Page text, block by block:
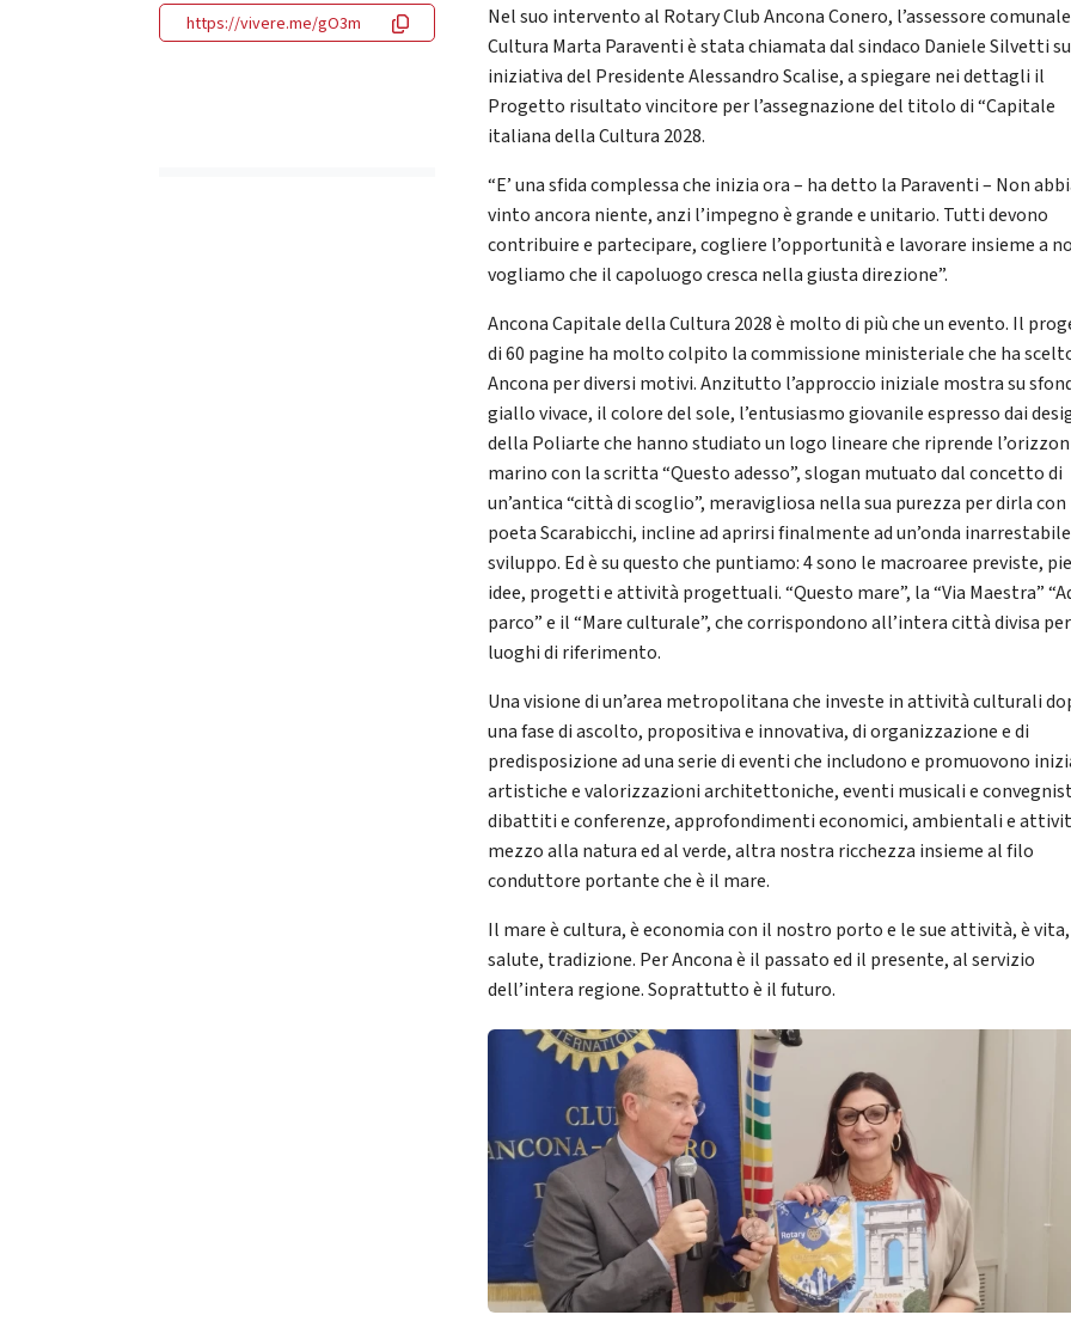
https://vivere.me/gO3m
Nel suo intervento al Rotary Club Ancona Conero, l’assessore
Cultura Marta Paraventi è stata chiamata dal sindaco Daniele Silvetti su
iniziativa del Presidente Alessandro Scalise, a spiegare nei dettagli il
Progetto risultato vincitore per l’assegnazione del titolo di “Capitale
italiana della Cultura 2028.
“E’ una sfida complessa che inizia ora – ha detto la Paraventi – Non
vinto ancora niente, anzi l’impegno è grande e unitario. Tutti devono
contribuire e partecipare, cogliere l’opportunità e lavorare insieme a
vogliamo che il capoluogo cresca nella giusta direzione”.
Ancona Capitale della Cultura 2028 è molto di più che un evento. Il
di 60 pagine ha molto colpito la commissione ministeriale che ha
Ancona per diversi motivi. Anzitutto l’approccio iniziale mostra su
giallo vivace, il colore del sole, l’entusiasmo giovanile espresso dai
della Poliarte che hanno studiato un logo lineare che riprende
marino con la scritta “Questo adesso”, slogan mutuato dal concetto di
un’antica “città di scoglio”, meravigliosa nella sua purezza per dirla
poeta Scarabicchi, incline ad aprirsi finalmente ad un’onda
sviluppo. Ed è su questo che puntiamo: 4 sono le macroaree previste,
idee, progetti e attività progettuali. “Questo mare”, la “Via Maestra”
parco” e il “Mare culturale”, che corrispondono all’intera città divisa per
luoghi di riferimento.
Una visione di un’area metropolitana che investe in attività culturali
una fase di ascolto, propositiva e innovativa, di organizzazione e di
predisposizione ad una serie di eventi che includono e promuovono
artistiche e valorizzazioni architettoniche, eventi musicali e
dibattiti e conferenze, approfondimenti economici, ambientali e
mezzo alla natura ed al verde, altra nostra ricchezza insieme al filo
conduttore portante che è il mare.
Il mare è cultura, è economia con il nostro porto e le sue attività, è vita,
salute, tradizione. Per Ancona è il passato ed il presente, al servizio
dell’intera regione. Soprattutto è il futuro.